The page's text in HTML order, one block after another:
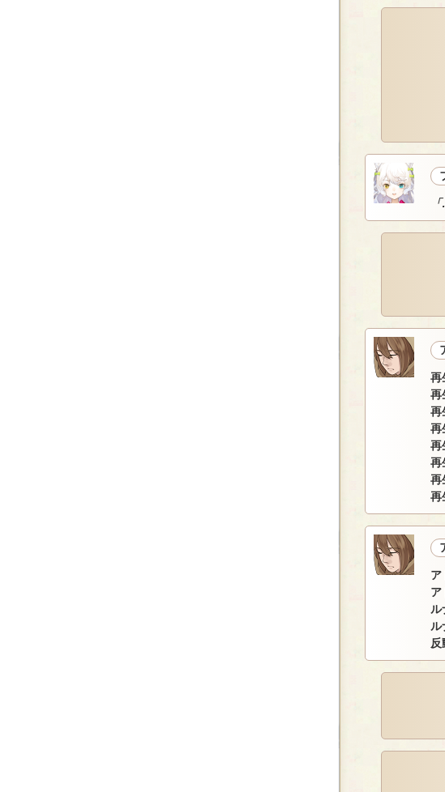
再
再
再
再
再
再
再
再
ア
ア
ル
ル